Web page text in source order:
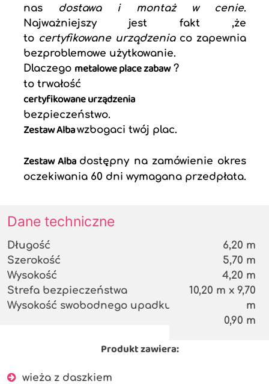
nas dostawa i montaż w cenie.
Najważniejszy jest fakt ,że
to certyfikowane urządzenia co zapewnia
bezproblemowe użytkowanie.
Dlaczego metalowe place zabaw?
to trwałość
certyfikowane urządzenia
bezpieczeństwo.
Zestaw Albawzbogaci twój plac.
Zestaw Alba dostępny na zamówienie okres
oczekiwania 60 dni wymagana przedpłata.
Dane techniczne
Długość
Szerokość
Wysokość
Strefa bezpieczeństwa
Wysokość swobodnego upadku
6,20 m
5,70 m
4,20 m
10,20 m x 9,70
m
0,90 m
Produkt zawiera:
wieża z daszkiem